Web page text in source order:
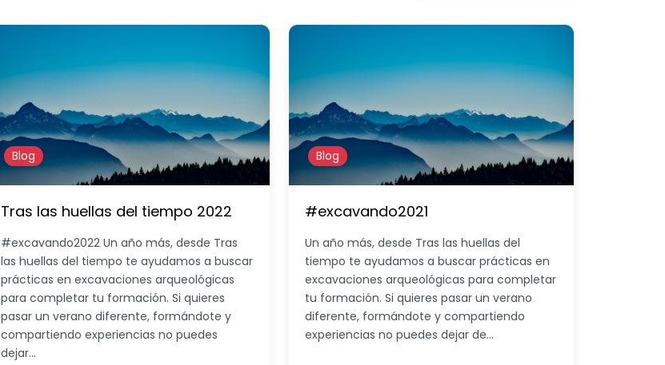
Blog
Tras las huellas del tiempo 2022
#excavando2022 Un año más, desde Tras
las huellas del tiempo te ayudamos a buscar
prácticas en excavaciones arqueológicas
para completar tu formación. Si quieres
pasar un verano diferente, formándote y
compartiendo experiencias no puedes
dejar…
Blog
#excavando2021
Un año más, desde Tras las huellas del
tiempo te ayudamos a buscar prácticas en
excavaciones arqueológicas para completar
tu formación. Si quieres pasar un verano
diferente, formándote y compartiendo
experiencias no puedes dejar de…